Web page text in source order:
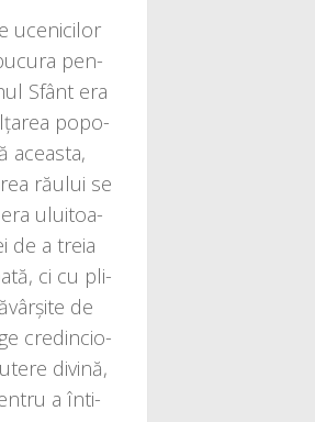
uce­ni­ci­lor
pen­
Sfânt era
popo­
aceas­ta,
rău­lui se
era ulu­i­toa­
de a tre­ia
ci cu pli­
de
cre­din­cio­
divi­nă,
a înti­